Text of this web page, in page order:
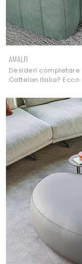
AMALFI
Desideri completare
Cattelan Italia?